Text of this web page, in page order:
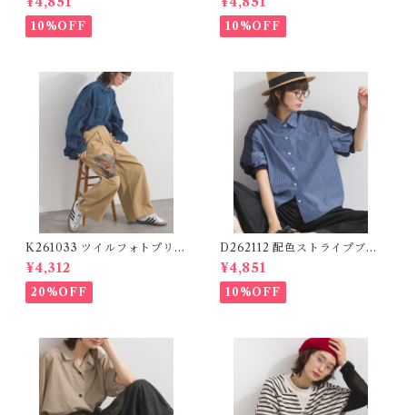
ツ / Cool Touch Twill Work
Logo Pants (残りわずか)
10%OFF
わずか)
10%OFF
K261033 ツイルフォトプリン
トイージーテーパードパンツ /
Twill Photo Print Easy Tap
ered Pants
¥4,312
20%OFF
D262112 配色ストライプブラ
ウス / Color Block Stripe R
elaxed Blouse 【re-stock】
¥4,851
10%OFF